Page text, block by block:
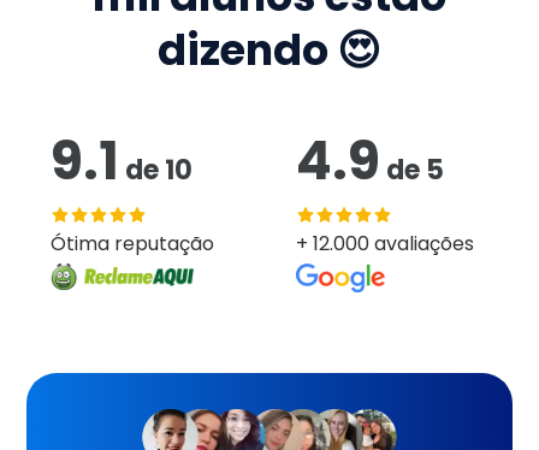
dizendo 😍
9.1 de10
Ótima reputação
4.9 de 5
+ 12.000 avaliações